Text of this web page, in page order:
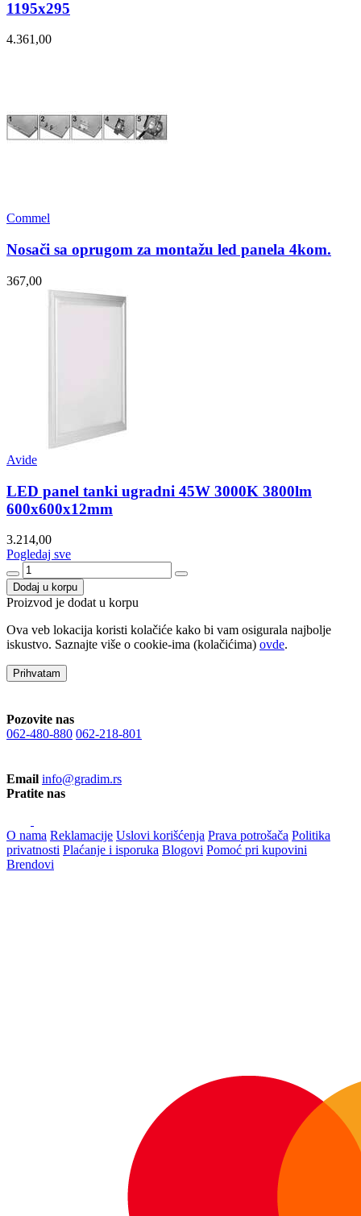
1195x295
4.361,00
Commel
Nosači sa oprugom za montažu led panela 4kom.
367,00
Avide
LED panel tanki ugradni 45W 3000K 3800lm
600x600x12mm
3.214,00
Pogledaj sve
Dodaj u korpu
Proizvod je dodat u korpu
Ova veb lokacija koristi kolačiće kako bi vam osigurala najbolje
iskustvo. Saznajte više o cookie-ima (kolačićima) ovde.
Prihvatam
Pozovite nas
062-480-880 062-218-801
Email info@gradim.rs
Pratite nas
O nama Reklamacije Uslovi korišćenja Prava potrošača Politika
privatnosti Plaćanje i isporuka Blogovi Pomoć pri kupovini
Brendovi